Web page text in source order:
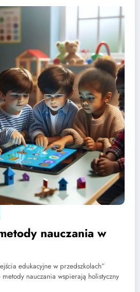
nauczania w
edukacyjne w przedszkolach”
metody nauczania wspierają holistyczny